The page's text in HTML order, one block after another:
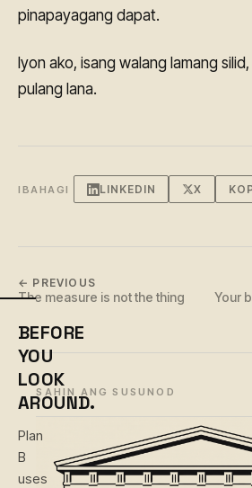
pinapayagang dapat.
Iyon ako, isang walang lamang
pulang lana.
IBAHAGI LINKEDIN X
← PREVIOUS
The measure is not the thing Your
BASAHIN ANG SUSUNOD
BEFORE
YOU
LOOK
AROUND.
Plan
B
uses